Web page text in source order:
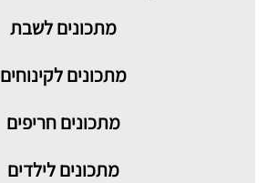
מתכוניםלשבת
מתכונים לקינוחים
מתכונים חריפים
מתכונים לילדים